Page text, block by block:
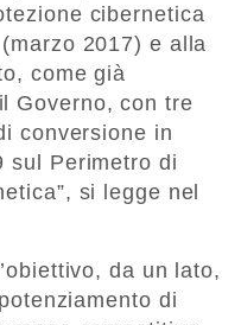
cibernetica
2017) e alla
come già
Governo, con tre
conversione in
sul Perimetro di
si legge nel
da un lato,
di